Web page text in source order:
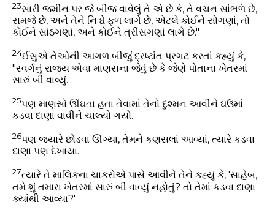
23સારી જમીન પર જે બીજ વાવેલું તે એ છે કે, તે વચન સાંભળે છે,
સમજે છે, અને તેને નિશ્ચે ફળ લાગે છે, એટલે કોઈને સોગણાં, તો
કોઈને સાંઠગણાં, અને કોઈને ત્રીસગણાં લાગે છે."
24ઈસુએ તેઓની આગળ બીજું દ્રષ્ટાંત પ્રગટ કરતાં કહ્યું કે,
"સ્વર્ગનું રાજ્ય એવા માણસના જેવું છે કે જેણે પોતાના ખેતરમાં
સારું બી વાવ્યું.
25પણ માણસો ઊંઘતા હતા તેવામાં તેનો દુશ્મન આવીને ઘઉંમાં
કડવા દાણા વાવીને ચાલ્યો ગયો.
26પણ જયારે છોડવા ઊગ્યા, તેમને કણસલાં આવ્યાં, ત્યારે કડવા
દાણા પણ દેખાયા.
27ત્યારે તે માલિકના ચાકરોએ પાસે આવીને તેને કહ્યું કે, 'સાહેબ,
તમે શું તમારા ખેતરમાં સારું બી વાવ્યું નહોતું? તો તેમાં કડવા દાણા
ક્યાંથી આવ્યા?'